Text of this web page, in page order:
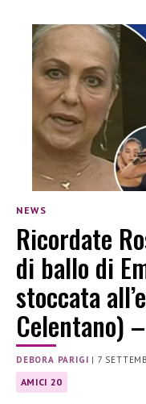
NEWS
Ricordate
di ballo di
stoccata
Celentano)
DEBORA PARIGI | 7
AMICI 20